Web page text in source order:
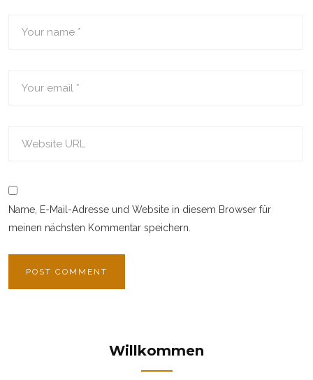
Name, E-Mail-Adresse und Website in diesem Browser für
meinen nächsten Kommentar speichern.
Willkommen